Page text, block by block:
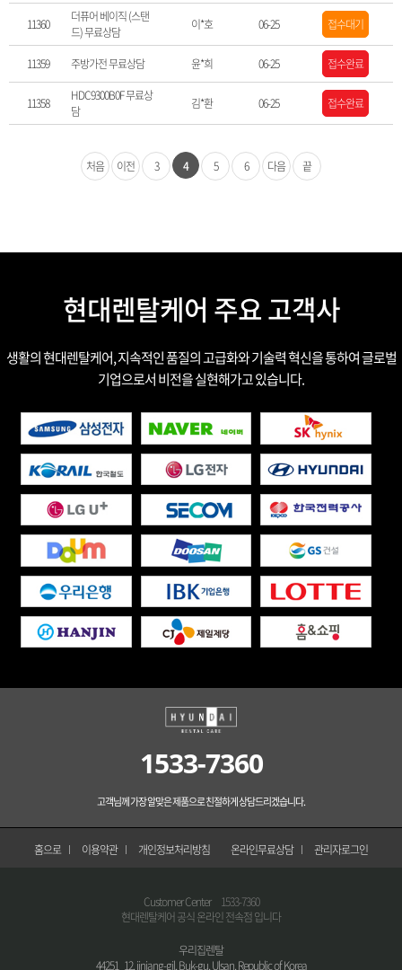
11360
더퓨어 베이직 (스탠
드) 무료상담
이*호 06-25 접수대기
11359 주방가전 무료상담 윤*희 06-25 접수완료
11358
HDC9300B0F 무료상
담
김*환 06-25 접수완료
처음 이전 3 4 5 6 다음 끝
현대렌탈케어 주요 고객사
생활의 현대렌탈케어, 지속적인 품질의 고급화와 기술력 혁신을 통하여 글로벌
기업으로서 비전을 실현해가고 있습니다.
1533-7360
고객님께 가장 알맞은 제품으로 친절하게 상담드리겠습니다.
홈으로 이용약관 개인정보처리방침 온라인무료상담 관리자로그인
Customer Center
1533-7360
현대렌탈케어 공식 온라인 전속점 입니다
우리집렌탈
44251 12, jinjang-gil, Buk-gu, Ulsan, Republic of Korea